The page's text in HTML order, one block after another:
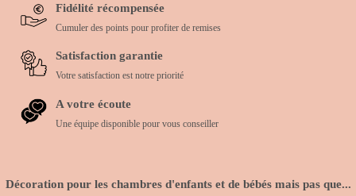
Fidélité récompensée
Cumuler des points pour profiter de remises
Satisfaction garantie
Votre satisfaction est notre priorité
A votre écoute
Une équipe disponible pour vous conseiller
Décoration pour les chambres d'enfants et de bébés mais pas que...